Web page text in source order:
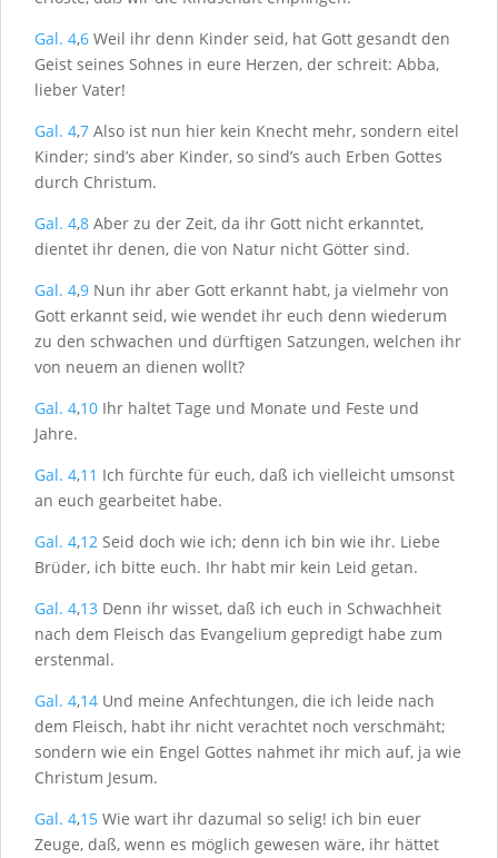
Gal. 4,6 Weil ihr denn Kinder seid, hat Gott gesandt den
Geist seines Sohnes in eure Herzen, der schreit: Abba,
lieber Vater!
Gal. 4,7 Also ist nun hier kein Knecht mehr, sondern eitel
Kinder; sind’s aber Kinder, so sind’s auch Erben Gottes
durch Christum.
Gal. 4,8 Aber zu der Zeit, da ihr Gott nicht erkanntet,
dientet ihr denen, die von Natur nicht Götter sind.
Gal. 4,9 Nun ihr aber Gott erkannt habt, ja vielmehr von
Gott erkannt seid, wie wendet ihr euch denn wiederum
zu den schwachen und dürftigen Satzungen, welchen ihr
von neuem an dienen wollt?
Gal. 4,10 Ihr haltet Tage und Monate und Feste und
Jahre.
Gal. 4,11 Ich fürchte für euch, daß ich vielleicht umsonst
an euch gearbeitet habe.
Gal. 4,12 Seid doch wie ich; denn ich bin wie ihr. Liebe
Brüder, ich bitte euch. Ihr habt mir kein Leid getan.
Gal. 4,13 Denn ihr wisset, daß ich euch in Schwachheit
nach dem Fleisch das Evangelium gepredigt habe zum
erstenmal.
Gal. 4,14 Und meine Anfechtungen, die ich leide nach
dem Fleisch, habt ihr nicht verachtet noch verschmäht;
sondern wie ein Engel Gottes nahmet ihr mich auf, ja wie
Christum Jesum.
Gal. 4,15 Wie wart ihr dazumal so selig! ich bin euer
Zeuge, daß, wenn es möglich gewesen wäre, ihr hättet